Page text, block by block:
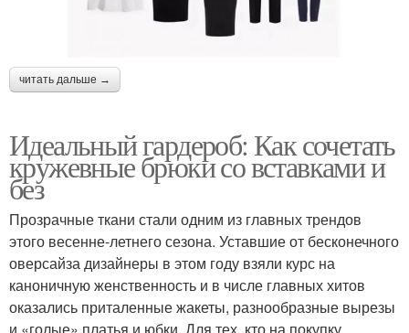
читать дальше →
Идеальный гардероб: Как сочетать
кружевные брюки со вставками и
без
Прозрачные ткани стали одним из главных трендов
этого весенне-летнего сезона. Уставшие от бесконечного
оверсайза дизайнеры в этом году взяли курс на
каноничную женственность и в числе главных хитов
оказались приталенные жакеты, разнообразные вырезы
и «голые» платья и юбки. Для тех, кто на покупку